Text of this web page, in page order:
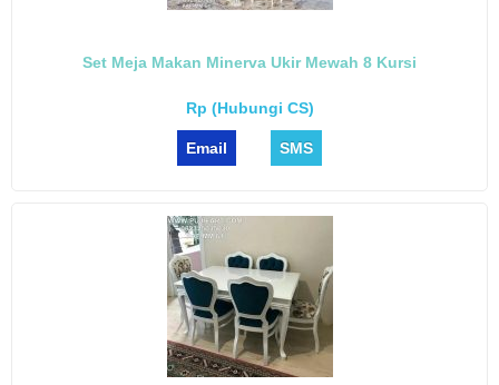
Set Meja Makan Minerva Ukir Mewah 8 Kursi
Rp (Hubungi CS)
Email SMS